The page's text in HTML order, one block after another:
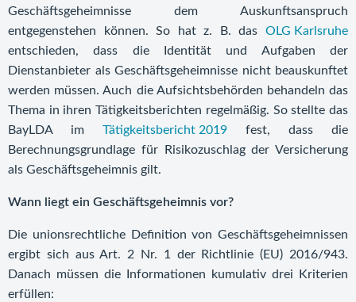
Geschäftsgeheimnisse dem Auskunftsanspruch
entgegenstehen können. So hat z. B. das OLG Karlsruhe
entschieden, dass die Identität und Aufgaben der
Dienstanbieter als Geschäftsgeheimnisse nicht beauskunftet
werden müssen. Auch die Aufsichtsbehörden behandeln das
Thema in ihren Tätigkeitsberichten regelmäßig. So stellte das
BayLDA im Tätigkeitsbericht 2019 fest, dass die
Berechnungsgrundlage für Risikozuschlag der Versicherung
als Geschäftsgeheimnis gilt.
Wann liegt ein Geschäftsgeheimnis vor?
Die unionsrechtliche Definition von Geschäftsgeheimnissen
ergibt sich aus Art. 2 Nr. 1 der Richtlinie (EU) 2016/943.
Danach müssen die Informationen kumulativ drei Kriterien
erfüllen: